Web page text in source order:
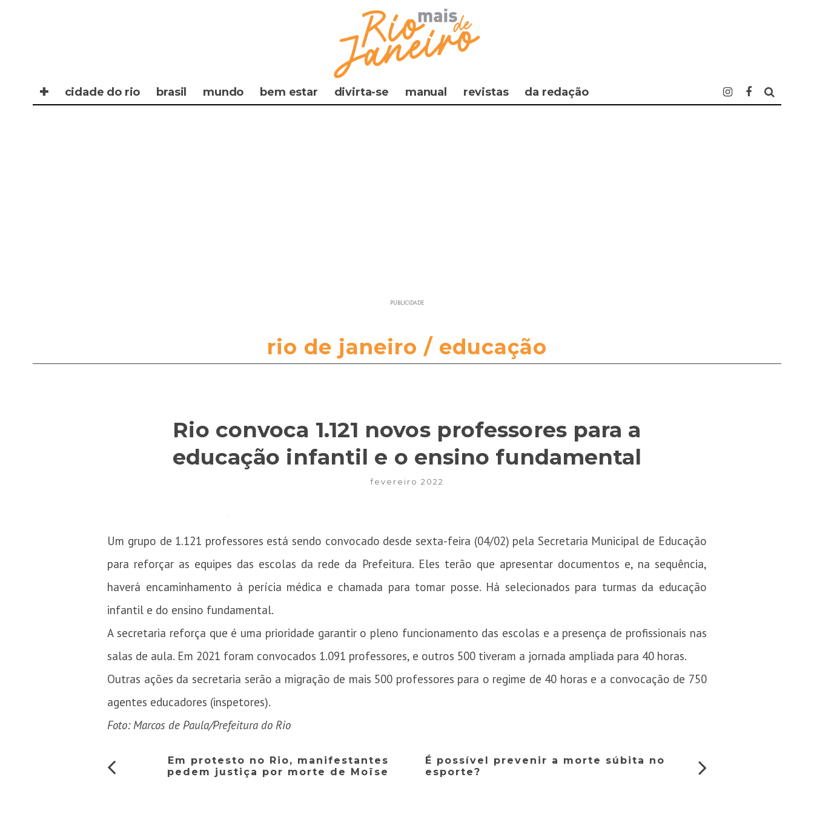
✚ cidade do rio brasil mundo bem estar divirta-se manual revistas da redação
PUBLICIDADE
rio de janeiro / educação
Rio convoca 1.121 novos professores para a
educação infantil e o ensino fundamental
fevereiro 2022
Um grupo de 1.121 professores está sendo convocado desde sexta-feira (04/02) pela Secretaria Municipal de Educação
para reforçar as equipes das escolas da rede da Prefeitura. Eles terão que apresentar documentos e, na sequência,
haverá encaminhamento à perícia médica e chamada para tomar posse. Há selecionados para turmas da educação
infantil e do ensino fundamental.
A secretaria reforça que é uma prioridade garantir o pleno funcionamento das escolas e a presença de profissionais nas
salas de aula. Em 2021 foram convocados 1.091 professores, e outros 500 tiveram a jornada ampliada para 40 horas.
Outras ações da secretaria serão a migração de mais 500 professores para o regime de 40 horas e a convocação de 750
agentes educadores (inspetores).
Foto: Marcos de Paula/Prefeitura do Rio
Em protesto no Rio, manifestantes
pedem justiça por morte de Moïse
É possível prevenir a morte súbita no
esporte?